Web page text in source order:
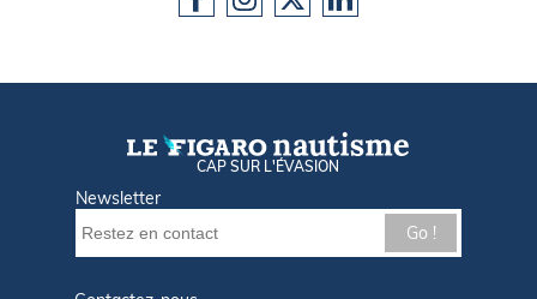
CAP SUR L'ÉVASION
Newsletter
Go !